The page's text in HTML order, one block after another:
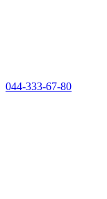
044-333-67-80